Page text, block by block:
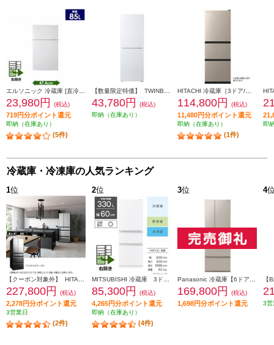
23,980円 (税込)
719円分ポイント還元
即納（在庫あり）
(5件)
43,780円
(税込)
即納（在庫あり）
114,800円 (税込)
11,480円分ポイント還元
即納（在庫あり）
(1件)
即
冷蔵庫・冷凍庫の人気ランキング
1位
227,800円 (税込)
2,278円分ポイント還元
3営業日
(2件)
2位
85,300円 (税込)
4,265円分ポイント還元
即納（在庫あり）
(4件)
3位
169,800円 (税込)
1,698円分ポイント還元
4
3営